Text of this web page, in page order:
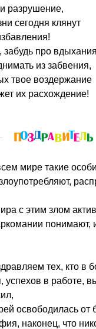
разрушение,
сегодня клянут
забудь про
из забвения,
твое воздержание
их расхождение!
мире такие
с этим злом
понимают,
тех, кто в
успехов в работе,
освободилась от
наконец, что